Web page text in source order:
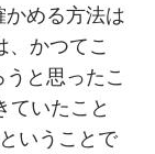
める方法は
、かつてこ
と思ったこ
ていたこと
いうことで